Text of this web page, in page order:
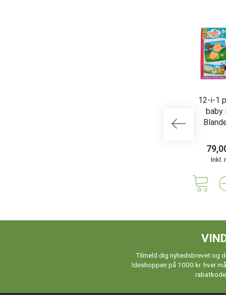
12-i-1
baby
Inkl.
Tilmeld dig nyhedsbrevet og
Ideshoppen på 1000 kr. hver